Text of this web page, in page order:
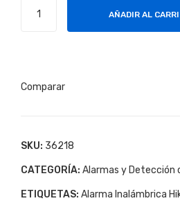
AX
AÑADIR AL
Comparar
SKU: 36218
CATEGORÍA: Alarmas y Detección
ETIQUETAS: Alarma Inalámbrica